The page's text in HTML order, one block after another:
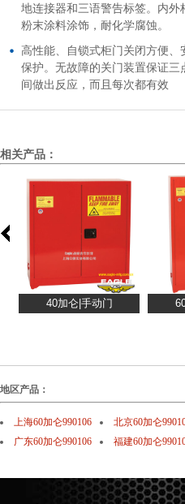
地连接器和三语警告标签。内
粉末涂料涂饰，耐化学腐蚀。
高性能、自锁式柜门关闭方便
保护。无故障的关门装置保证
间做出反应，而且每次都有效
相关产品：
地区产品：
上海60加仑990106 北京60加仑
广东60加仑990106
福建60加仑